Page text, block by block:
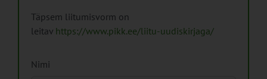
Täpsem liitumisvorm on
leitav https://www.pikk.ee/liitu-uudiskirjaga/
Nimi